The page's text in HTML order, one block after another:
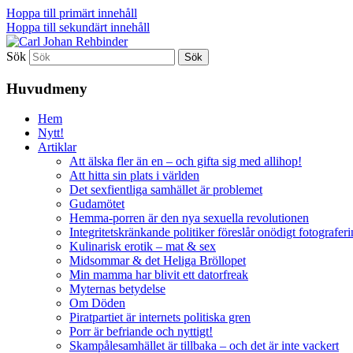
Hoppa till primärt innehåll
Hoppa till sekundärt innehåll
Carl Johan Rehbinder
Artiklar, noveller och andra texter
Sök
Huvudmeny
Hem
Nytt!
Artiklar
Att älska fler än en – och gifta sig med allihop!
Att hitta sin plats i världen
Det sexfientliga samhället är problemet
Gudamötet
Hemma-porren är den nya sexuella revolutionen
Integritetskränkande politiker föreslår onödigt
Kulinarisk erotik – mat & sex
Midsommar & det Heliga Bröllopet
Min mamma har blivit ett datorfreak
Myternas betydelse
Om Döden
Piratpartiet är internets politiska gren
Porr är befriande och nyttigt!
Skampålesamhället är tillbaka – och det är inte vackert